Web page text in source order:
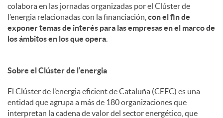
colabora en las jornadas organizadas por el Clúster de
l’energia relacionadas con la financiación, con el fin de
exponer temas de interés para las empresas en el marco de
los ámbitos en los que opera.
Sobre el Clúster de l’energia
El Clúster de l’energia eficient de Cataluña (CEEC) es una
entidad que agrupa a más de 180 organizaciones que
interpretan la cadena de valor del sector energético, que